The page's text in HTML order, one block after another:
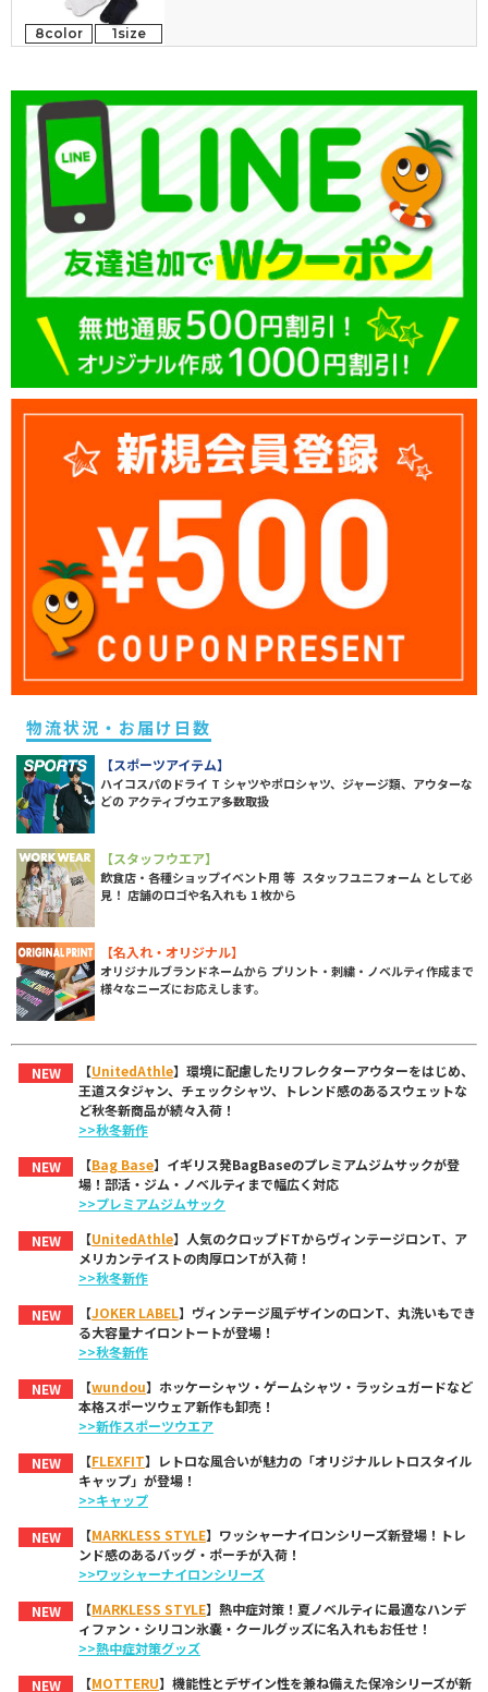
8color 1size
物流状況・お届け日数
【スポーツアイテム】
ハイコスパのドライ T シャツやポロシャツ、ジャージ類、アウターな
どの アクティブウエア多数取扱
【スタッフウエア】
飲食店・各種ショップイベント用 等 スタッフユニフォーム として必
見！ 店舗のロゴや名入れも 1 枚から
【名入れ・オリジナル】
オリジナルブランドネームから プリント・刺繍・ノベルティ作成まで
様々なニーズにお応えします。
NEW 【UnitedAthle】環境に配慮したリフレクターアウターをはじめ、
王道スタジャン、チェックシャツ、トレンド感のあるスウェットな
ど秋冬新商品が続々入荷！
>>秋冬新作
NEW
【Bag Base】イギリス発BagBaseのプレミアムジムサックが登
場！部活・ジム・ノベルティまで幅広く対応
>>プレミアムジムサック
NEW
【UnitedAthle】人気のクロップドTからヴィンテージロンT、ア
メリカンテイストの肉厚ロンTが入荷！
>>秋冬新作
NEW
【JOKER LABEL】ヴィンテージ風デザインのロンT、丸洗いもでき
る大容量ナイロントートが登場！
>>秋冬新作
NEW
【wundou】ホッケーシャツ・ゲームシャツ・ラッシュガードなど
本格スポーツウェア新作も卸売！
>>新作スポーツウエア
NEW
【FLEXFIT】レトロな風合いが魅力の「オリジナルレトロスタイル
キャップ」が登場！
>>キャップ
NEW
【MARKLESS STYLE】ワッシャーナイロンシリーズ新登場！トレ
ンド感のあるバッグ・ポーチが入荷！
>>ワッシャーナイロンシリーズ
NEW
【MARKLESS STYLE】熱中症対策！夏ノベルティに最適なハンデ
ィファン・シリコン氷嚢・クールグッズに名入れもお任せ！
>>熱中症対策グッズ
NEW
【MOTTERU】機能性とデザイン性を兼ね備えた保冷シリーズが新